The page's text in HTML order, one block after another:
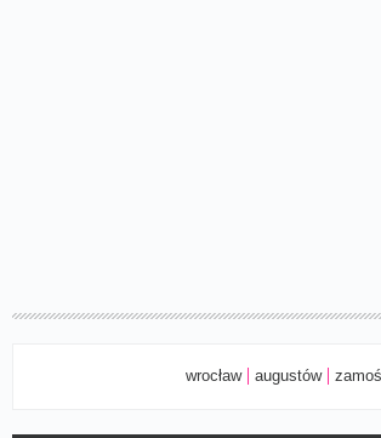
wrocław augustów